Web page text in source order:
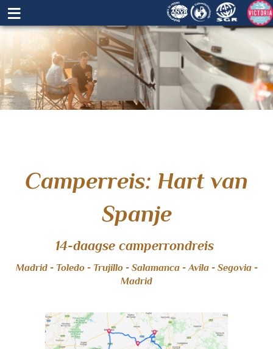
≡
Camperreis: Hart van
Spanje
14-daagse camperrondreis
Madrid - Toledo - Trujillo - Salamanca - Avila - Segovia -
Madrid